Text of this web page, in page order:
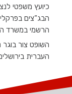
כיועץ משפטי
הבג”צים
הרשמי במשרד
השופט צור
העברית